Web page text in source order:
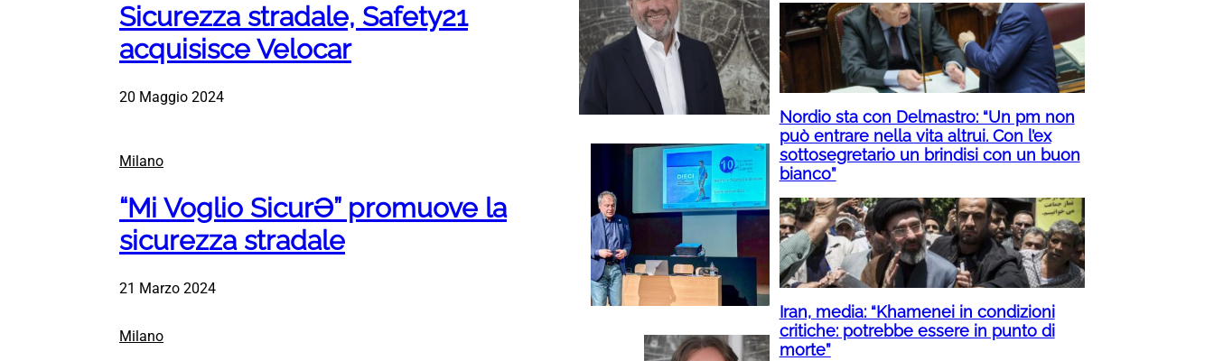
Sicurezza stradale, Safety21
acquisisce Velocar
20 Maggio 2024
Milano
“Mi Voglio SicurƏ” promuove la
sicurezza stradale
21 Marzo 2024
Milano
Nordio sta con Delmastro: “Un pm non
può entrare nella vita altrui. Con l’ex
sottosegretario un brindisi con un buon
bianco”
Iran, media: “Khamenei in condizioni
critiche: potrebbe essere in punto di
morte”